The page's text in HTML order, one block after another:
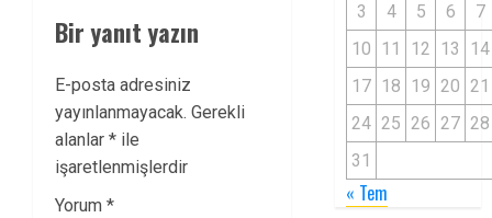
Bir yanıt yazın
E-posta adresiniz
yayınlanmayacak. Gerekli
alanlar * ile
işaretlenmişlerdir
Yorum *
3 4 5 6
7
10 11 12 13
14
17 18 19 20 21
24 25 26 27 28
31
« Tem